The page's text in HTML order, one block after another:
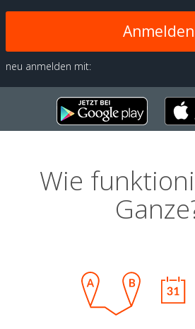
Anmelden
neu anmelden mit:
Wie